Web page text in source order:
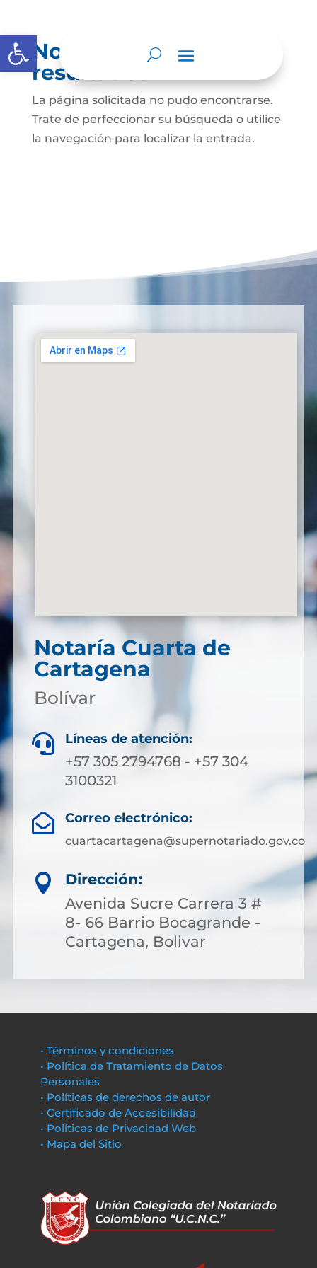
Abrir barra de herramientas
No se encontraron
resultados
La página solicitada no pudo encontrarse.
Trate de perfeccionar su búsqueda o utilice
la navegación para localizar la entrada.
Notaría Cuarta de
Cartagena
Bolívar
 Líneas de atención:
+57 305 2794768 - +57 304
3100321
 Correo electrónico:
cuartacartagena@supernotariado.gov.co

Dirección:
Avenida Sucre Carrera 3 #
8- 66 Barrio Bocagrande -
Cartagena, Bolivar
• Términos y condiciones
• Política de Tratamiento de Datos
Personales
• Políticas de derechos de autor
• Certificado de Accesibilidad
• Políticas de Privacidad Web
• Mapa del Sitio